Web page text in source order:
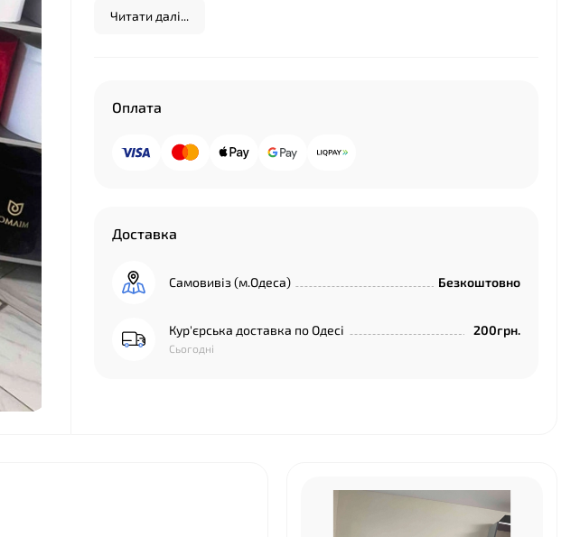
Читати далі...
Оплата
Доставка
Самовивіз (м.Одеса) Безкоштовно
Кур'єрська доставка по Одесі
Сьогодні
200грн.